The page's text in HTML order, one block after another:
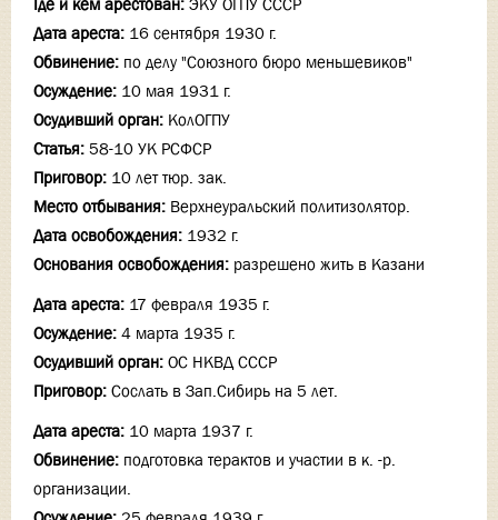
Где и кем арестован: ЭКУ ОГПУ СССР
Дата ареста: 16 сентября 1930 г.
Обвинение: по делу "Союзного бюро меньшевиков"
Осуждение: 10 мая 1931 г.
Осудивший орган: КолОГПУ
Статья: 58-10 УК РСФСР
Приговор: 10 лет тюр. зак.
Место отбывания: Верхнеуральский политизолятор.
Дата освобождения: 1932 г.
Основания освобождения: разрешено жить в Казани
Дата ареста: 17 февраля 1935 г.
Осуждение: 4 марта 1935 г.
Осудивший орган: ОС НКВД СССР
Приговор: Сослать в Зап.Сибирь на 5 лет.
Дата ареста: 10 марта 1937 г.
Обвинение: подготовка терактов и участии в к. -р.
организации.